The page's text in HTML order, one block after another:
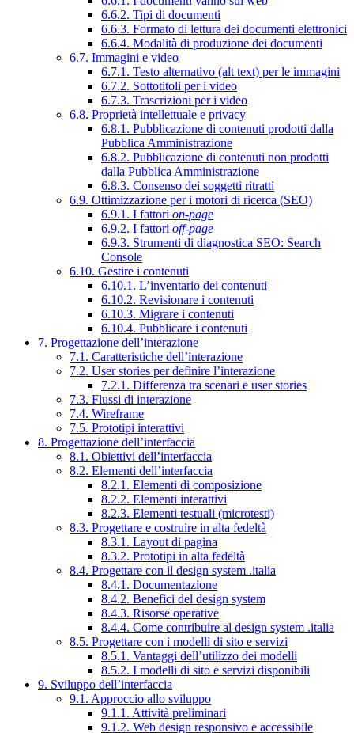
6.6.2. Tipi di documenti
6.6.3. Formato di lettura dei documenti elettronici
6.6.4. Modalità di produzione dei documenti
6.7. Immagini e video
6.7.1. Testo alternativo (alt text) per le immagini
6.7.2. Sottotitoli per i video
6.7.3. Trascrizioni per i video
6.8. Proprietà intellettuale e privacy
6.8.1. Pubblicazione di contenuti prodotti dalla
Pubblica Amministrazione
6.8.2. Pubblicazione di contenuti non prodotti
dalla Pubblica Amministrazione
6.8.3. Consenso dei soggetti ritratti
6.9. Ottimizzazione per i motori di ricerca (SEO)
6.9.1. I fattori on-page
6.9.2. I fattori off-page
6.9.3. Strumenti di diagnostica SEO: Search
Console
6.10. Gestire i contenuti
6.10.1. L’inventario dei contenuti
6.10.2. Revisionare i contenuti
6.10.3. Migrare i contenuti
6.10.4. Pubblicare i contenuti
7. Progettazione dell’interazione
7.1. Caratteristiche dell’interazione
7.2. User stories per definire l’interazione
7.2.1. Differenza tra scenari e user stories
7.3. Flussi di interazione
7.4. Wireframe
7.5. Prototipi interattivi
8. Progettazione dell’interfaccia
8.1. Obiettivi dell’interfaccia
8.2. Elementi dell’interfaccia
8.2.1. Elementi di composizione
8.2.2. Elementi interattivi
8.2.3. Elementi testuali (microtesti)
8.3. Progettare e costruire in alta fedeltà
8.3.1. Layout di pagina
8.3.2. Prototipi in alta fedeltà
8.4. Progettare con il design system .italia
8.4.1. Documentazione
8.4.2. Benefici del design system
8.4.3. Risorse operative
8.4.4. Come contribuire al design system .italia
8.5. Progettare con i modelli di sito e servizi
8.5.1. Vantaggi dell’utilizzo dei modelli
8.5.2. I modelli di sito e servizi disponibili
9. Sviluppo dell’interfaccia
9.1. Approccio allo sviluppo
9.1.1. Attività preliminari
9.1.2. Web design responsivo e accessibile